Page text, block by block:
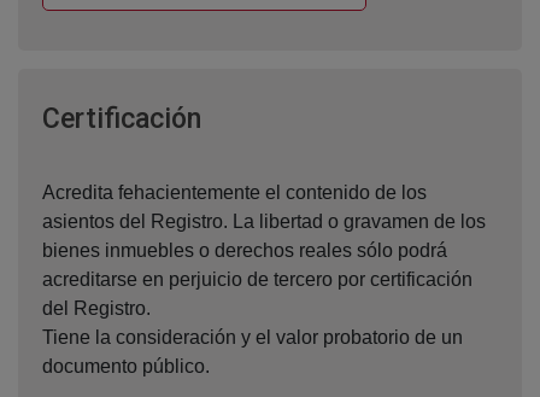
Certificación
Acredita fehacientemente el contenido de los
asientos del Registro. La libertad o gravamen de los
bienes inmuebles o derechos reales sólo podrá
acreditarse en perjuicio de tercero por certificación
del Registro.
Tiene la consideración y el valor probatorio de un
documento público.